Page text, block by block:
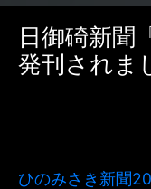
日御碕新聞
発刊されま
ひのみさき新聞